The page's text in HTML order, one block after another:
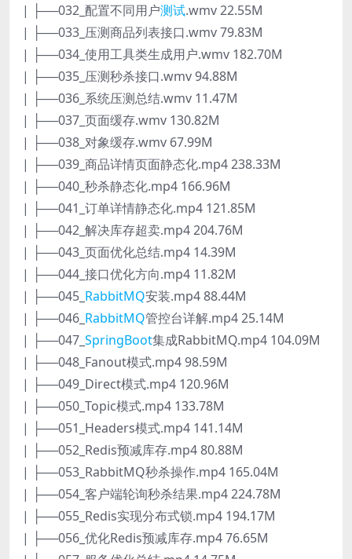
| ├──032_配置不同用户测试.wmv 22.55M
| ├──033_压测商品列表接口.wmv 79.83M
| ├──034_使用工具类生成用户.wmv 182.70M
| ├──035_压测秒杀接口.wmv 94.88M
| ├──036_系统压测总结.wmv 11.47M
| ├──037_页面缓存.wmv 130.82M
| ├──038_对象缓存.wmv 67.99M
| ├──039_商品详情页面静态化.mp4 238.33M
| ├──040_秒杀静态化.mp4 166.96M
| ├──041_订单详情静态化.mp4 121.85M
| ├──042_解决库存超卖.mp4 204.76M
| ├──043_页面优化总结.mp4 14.39M
| ├──044_接口优化方向.mp4 11.82M
| ├──045_ RabbitMQ安装.mp4 88.44M
| ├──046_ RabbitMQ管控台详解.mp4 25.14M
| ├──047_ SpringBoot集成RabbitMQ.mp4 104.09M
| ├──048_Fanout模式.mp4 98.59M
| ├──049_Direct模式.mp4 120.96M
| ├──050_Topic模式.mp4 133.78M
| ├──051_Headers模式.mp4 141.14M
| ├──052_Redis预减库存.mp4 80.88M
| ├──053_RabbitMQ秒杀操作.mp4 165.04M
| ├──054_客户端轮询秒杀结果.mp4 224.78M
| ├──055_Redis实现分布式锁.mp4 194.17M
| ├──056_优化Redis预减库存.mp4 76.65M